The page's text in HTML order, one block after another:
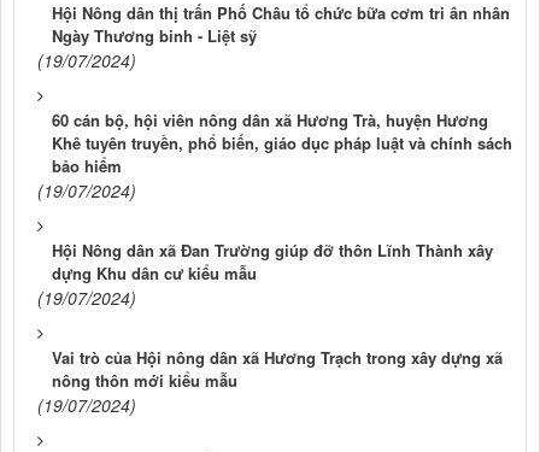
Hội Nông dân thị trấn Phố Châu tổ chức bữa cơm tri ân nhân
Ngày Thương binh - Liệt sỹ
(19/07/2024)
60 cán bộ, hội viên nông dân xã Hương Trà, huyện Hương
Khê tuyên truyền, phổ biến, giáo dục pháp luật và chính sách
bảo hiểm
(19/07/2024)
Hội Nông dân xã Đan Trường giúp đỡ thôn Lĩnh Thành xây
dựng Khu dân cư kiểu mẫu
(19/07/2024)
Vai trò của Hội nông dân xã Hương Trạch trong xây dựng xã
nông thôn mới kiểu mẫu
(19/07/2024)